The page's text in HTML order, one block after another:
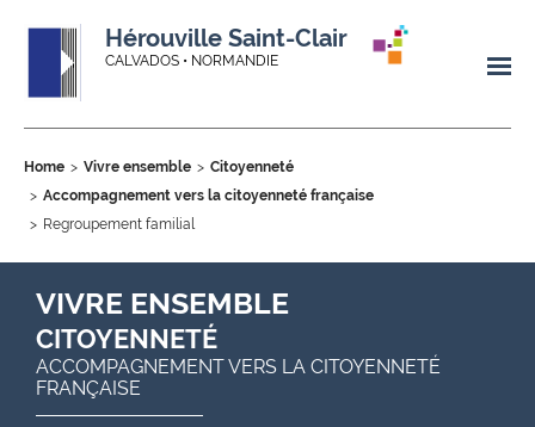
Hérouville Saint-Clair
CALVADOS • NORMANDIE
Home Vivre ensemble
Citoyenneté
Accompagnement vers la citoyenneté française
Regroupement familial
VIVRE ENSEMBLE
CITOYENNETÉ
ACCOMPAGNEMENT VERS LA CITOYENNETÉ
FRANÇAISE